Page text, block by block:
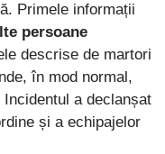
Primele informații
persoane
descrise de martori
în mod normal,
a declanșat
și a echipajelor